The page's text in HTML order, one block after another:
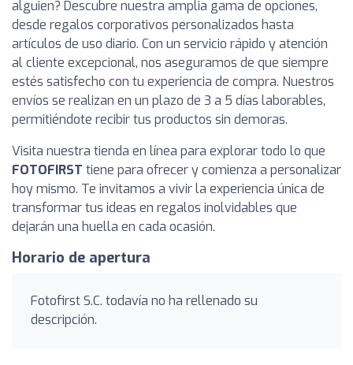
alguien? Descubre nuestra amplia gama de opciones,
desde regalos corporativos personalizados hasta
artículos de uso diario. Con un servicio rápido y atención
al cliente excepcional, nos aseguramos de que siempre
estés satisfecho con tu experiencia de compra. Nuestros
envíos se realizan en un plazo de 3 a 5 días laborables,
permitiéndote recibir tus productos sin demoras.
Visita nuestra tienda en línea para explorar todo lo que
FOTOFIRST tiene para ofrecer y comienza a personalizar
hoy mismo. Te invitamos a vivir la experiencia única de
transformar tus ideas en regalos inolvidables que
dejarán una huella en cada ocasión.
Horario de apertura
Fotofirst S.C. todavía no ha rellenado su
descripción.